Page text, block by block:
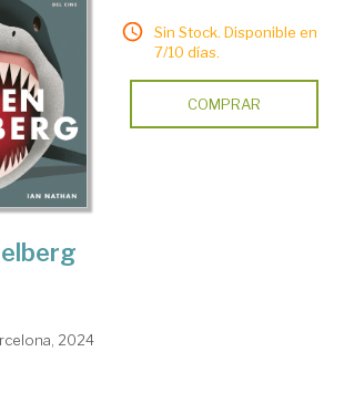
Sin Stock. Disponible en
7/10 días.
COMPRAR
2024